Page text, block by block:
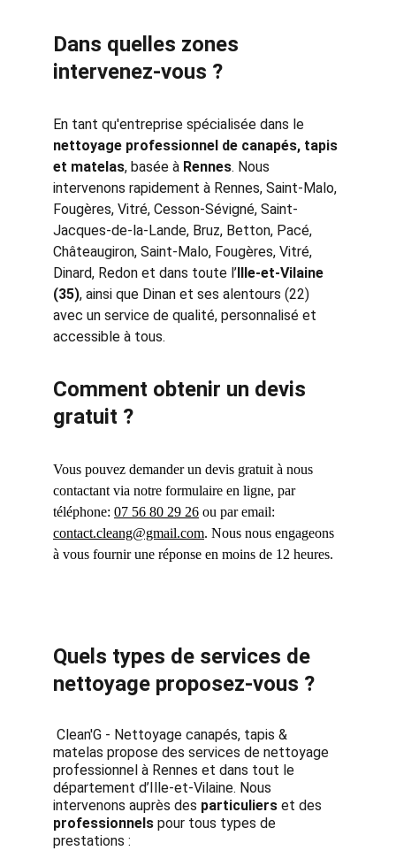
Dans quelles zones
intervenez-vous ?
En tant qu'entreprise spécialisée dans le
nettoyage professionnel de canapés, tapis
et matelas, basée à Rennes. Nous
intervenons rapidement à Rennes, Saint-Malo,
Fougères, Vitré, Cesson-Sévigné, Saint-
Jacques-de-la-Lande, Bruz, Betton, Pacé,
Châteaugiron, Saint-Malo, Fougères, Vitré,
Dinard, Redon et dans toute l’Ille-et-Vilaine
(35), ainsi que Dinan et ses alentours (22)
avec un service de qualité, personnalisé et
accessible à tous.
Comment obtenir un devis
gratuit ?
Vous pouvez demander un devis gratuit à nous
contactant via notre formulaire en ligne, par
téléphone: 07 56 80 29 26 ou par email:
contact.cleang@gmail.com. Nous nous engageons
à vous fournir une réponse en moins de 12 heures.
Quels types de services de
nettoyage proposez-vous ?
matelas propose des services de nettoyage
professionnel à Rennes et dans tout le
département d’Ille-et-Vilaine. Nous
intervenons auprès des particuliers et des
professionnels pour tous types de
prestations :